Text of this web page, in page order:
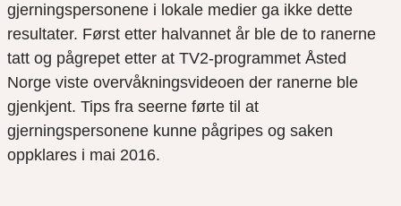
gjerningspersonene i lokale medier ga ikke dette
resultater. Først etter halvannet år ble de to ranerne
tatt og pågrepet etter at TV2-programmet Åsted
Norge viste overvåkningsvideoen der ranerne ble
gjenkjent. Tips fra seerne førte til at
gjerningspersonene kunne pågripes og saken
oppklares i mai 2016.